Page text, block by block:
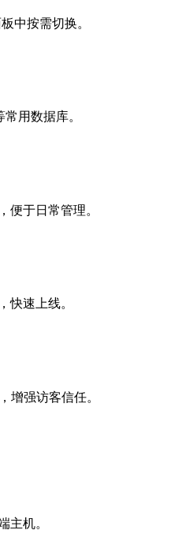
中按需切换。
常用数据库。
便于日常管理。
快速上线。
增强访客信任。
主机。